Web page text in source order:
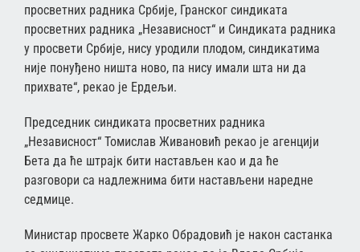
просветних радника Србије, Гранског синдиката
просветних радника „Независност“ и Синдиката радника
у просвети Србије, нису уродили плодом, синдикатима
није понуђено ништа ново, па нису имали шта ни да
прихвате“, рекао је Ердељи.
Председник синдиката просветних радника
„Независност“ Томислав Живановић рекао је агенцији
Бета да ће штрајк бити настављен као и да ће
разговори са надлежнима бити настављени наредне
седмице.
Министар просвете Жарко Обрадовић је након састанка